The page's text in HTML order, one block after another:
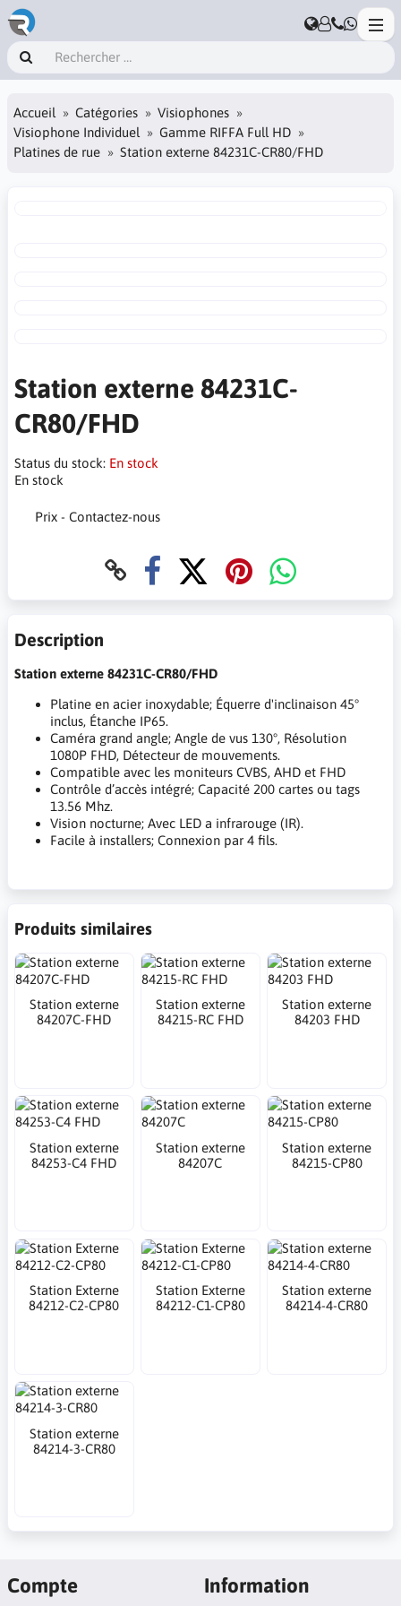
Accueil Catégories
Visiophones
Visiophone Individuel
Gamme RIFFA Full HD
Platines de rue
Station externe 84231C-CR80/FHD
Station externe 84231C-
CR80/FHD
Status du stock: En stock
En stock
Prix - Contactez-nous
Description
Station externe 84231C-CR80/FHD
Platine en acier inoxydable; Équerre d'inclinaison 45°
inclus, Étanche IP65.
Caméra grand angle; Angle de vus 130°, Résolution
1080P FHD, Détecteur de mouvements.
Compatible avec les moniteurs CVBS, AHD et FHD
Contrôle d’accès intégré; Capacité 200 cartes ou tags
13.56 Mhz.
Vision nocturne; Avec LED a infrarouge (IR).
Facile à installers; Connexion par 4 fils.
Produits similaires
Station externe
84207C-FHD
Station externe
84215-RC FHD
Station externe
84203 FHD
Station externe
84253-C4 FHD
Station externe
84207C
Station externe
84215-CP80
Station Externe
84212-C2-CP80
Station Externe
84212-C1-CP80
Station externe
84214-4-CR80
Station externe
84214-3-CR80
Compte Information